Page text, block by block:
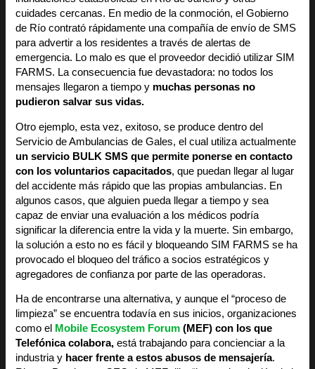
cuidades cercanas. En medio de la conmoción, el Gobierno
de Río contrató rápidamente una compañía de envío de SMS
para advertir a los residentes a través de alertas de
emergencia. Lo malo es que el proveedor decidió utilizar SIM
FARMS. La consecuencia fue devastadora: no todos los
mensajes llegaron a tiempo y muchas personas no
pudieron salvar sus vidas.
Otro ejemplo, esta vez, exitoso, se produce dentro del
Servicio de Ambulancias de Gales, el cual utiliza actualmente
un servicio BULK SMS que permite ponerse en contacto
con los voluntarios capacitados, que puedan llegar al lugar
del accidente más rápido que las propias ambulancias. En
algunos casos, que alguien pueda llegar a tiempo y sea
capaz de enviar una evaluación a los médicos podría
significar la diferencia entre la vida y la muerte. Sin embargo,
la solución a esto no es fácil y bloqueando SIM FARMS se ha
provocado el bloqueo del tráfico a socios estratégicos y
agregadores de confianza por parte de las operadoras.
Ha de encontrarse una alternativa, y aunque el “proceso de
limpieza” se encuentra todavía en sus inicios, organizaciones
como el Mobile Ecosystem Forum(MEF) con los que
Telefónica colabora, está trabajando para concienciar a la
industria y hacer frente a estos abusos de mensajería.